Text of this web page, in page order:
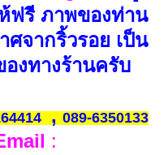
ฟรี ภาพของท่าน
ศจากริ้วรอย เป็น
งทางร้านครับ
,089-6350133
: